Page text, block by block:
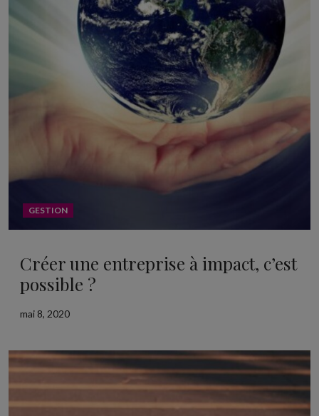
GESTION
Créer une entreprise à impact, c’est
possible ?
mai 8, 2020